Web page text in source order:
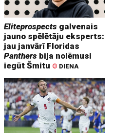
Eliteprospects galvenais
jauno spēlētāju eksperts:
jau janvārī Floridas
Panthers bija nolēmusi
iegūt Šmitu © DIENA